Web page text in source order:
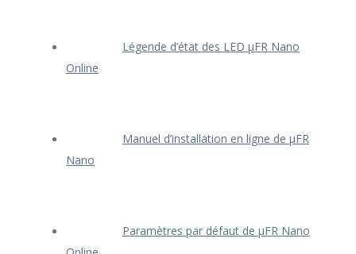
Légende d’état des LED μFR Nano
Online
Manuel d’installation en ligne de μFR
Nano
Paramètres par défaut de μFR Nano